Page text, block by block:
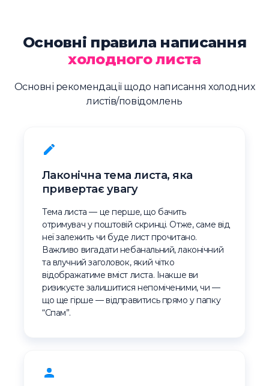
Основні правила написання
холодного листа
Основні рекомендації щодо написання холодних
листів/повідомлень
Лаконічна тема листа, яка
привертає увагу
Тема листа — це перше, що бачить
отримувач у поштовій скринці. Отже, саме від
неї залежить чи буде лист прочитано.
Важливо вигадати небанальний, лаконічний
та влучний заголовок, який чітко
відображатиме вміст листа. Інакше ви
ризикуєте залишитися непоміченими, чи —
що ще гірше — відправитись прямо у папку
“Спам”.